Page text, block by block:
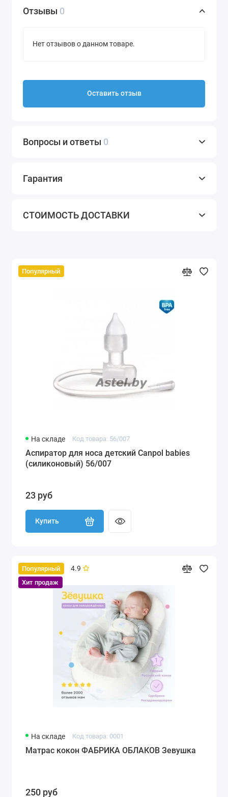
Отзывы 0
Нет отзывов о данном товаре.
Оставить отзыв
Вопросы и ответы 0
Гарантия
СТОИМОСТЬ ДОСТАВКИ
Популярный
На складе Код товара: 56/007
Аспиратор для носа детский Canpol babies
(силиконовый) 56/007
23 руб
Купить
Популярный
Хит продаж
4.9
На складе Код товара: 0001
Матрас кокон ФАБРИКА ОБЛАКОВ Зевушка
250 руб